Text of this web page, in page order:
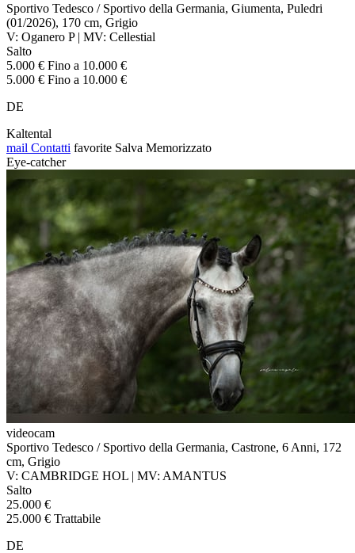
Sportivo Tedesco / Sportivo della Germania, Giumenta, Puledri
(01/2026), 170 cm, Grigio
V: Oganero P | MV: Cellestial
Salto
5.000 € Fino a 10.000 €
5.000 € Fino a 10.000 €
DE
Kaltental
mail Contatti favorite Salva Memorizzato
Eye-catcher
videocam
Sportivo Tedesco / Sportivo della Germania, Castrone, 6 Anni, 172
cm, Grigio
V: CAMBRIDGE HOL | MV: AMANTUS
Salto
25.000 €
25.000 € Trattabile
DE